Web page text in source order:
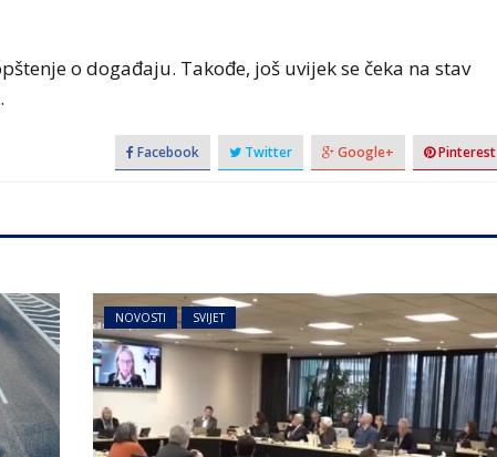
o događaju. Takođe, još uvijek se čeka na stav
Facebook Twitter Google+ Pinterest
NOVOSTI SVIJET